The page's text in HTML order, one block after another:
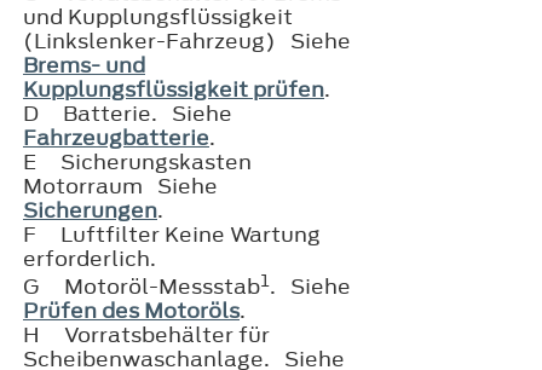
und Kupplungsflüssigkeit
(Linkslenker-Fahrzeug) Siehe
Brems- und
Kupplungsflüssigkeit prüfen.
D
Batterie. Siehe
Fahrzeugbatterie.
E
Sicherungskasten
Motorraum Siehe
Sicherungen.
F
Luftfilter Keine Wartung
erforderlich.
G
Motoröl-Messstab1. Siehe
Prüfen des Motoröls.
H
Vorratsbehälter für
Scheibenwaschanlage. Siehe